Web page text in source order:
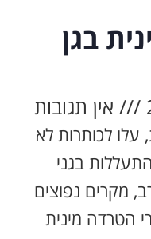
בגן
אין תגובות
עלו לכותרות לא
בגני
מקרים נפוצים
הטרדה מינית